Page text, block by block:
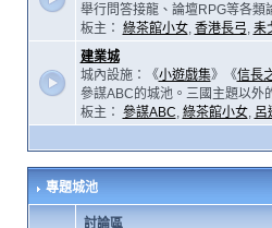
舉行問答接龍、論壇RPG等各類
板主： 綠茶館小女, 香港長弓, 耒
建業城
城內設施：《小遊戲集》《信長
參謀ABC的城池。三國主題以外
板主： 參謀ABC, 綠茶館小女, 呂
專題城池
討論區